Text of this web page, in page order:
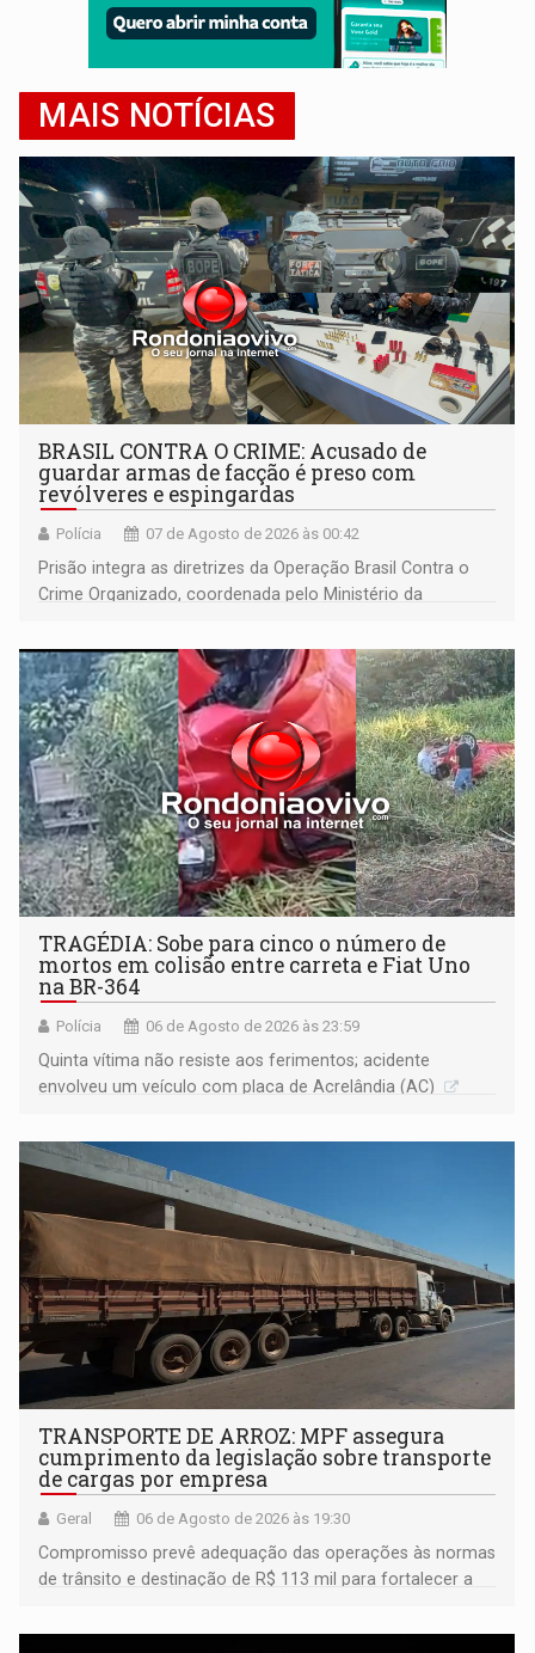
MAIS NOTÍCIAS
BRASIL CONTRA O CRIME: Acusado de
guardar armas de facção é preso com
revólveres e espingardas
Polícia 07 de Agosto de 2026 às 00:42
Prisão integra as diretrizes da Operação Brasil Contra o
Crime Organizado, coordenada pelo Ministério da
TRAGÉDIA: Sobe para cinco o número de
mortos em colisão entre carreta e Fiat Uno
na BR-364
Polícia 06 de Agosto de 2026 às 23:59
Quinta vítima não resiste aos ferimentos; acidente
envolveu um veículo com placa de Acrelândia (AC)
TRANSPORTE DE ARROZ: MPF assegura
cumprimento da legislação sobre transporte
de cargas por empresa
Geral 06 de Agosto de 2026 às 19:30
Compromisso prevê adequação das operações às normas
de trânsito e destinação de R$ 113 mil para fortalecer a